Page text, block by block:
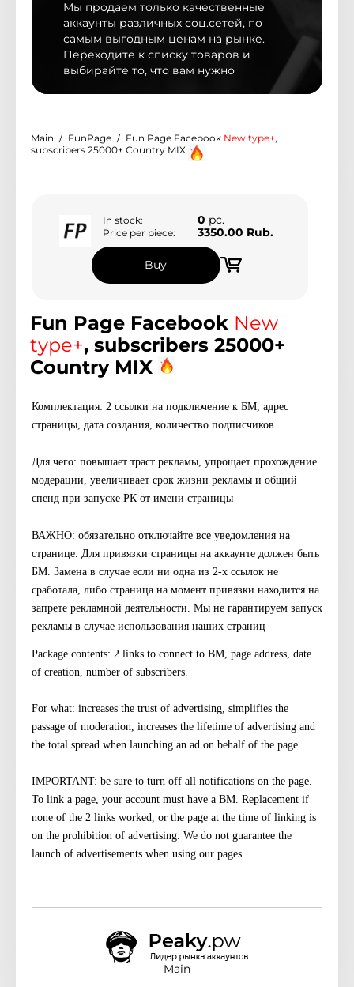
Мы рады представить Вам новый дизайн
магазина, с более удобным и расширенным
функционалом
@peakyms
Telegram support
Мы продаем только качественные
аккаунты различных соц.сетей, по
самым выгодным ценам на рынке.
Переходите к списку товаров и
выбирайте то, что вам нужно
Main FunPage Fun Page Facebook New type+,
subscribers 25000+ Сountry MIX
In stock: 0 pc.
Price per piece: 3350.00 Rub.
Buy
Fun Page Facebook New
type+, subscribers 25000+
Сountry MIX
Комплектация: 2 ссылки на подключение к БМ, адрес
страницы, дата создания, количество подписчиков.
Для чего: повышает траст рекламы, упрощает прохождение
модерации, увеличивает срок жизни рекламы и общий
спенд при запуске РК от имени страницы
ВАЖНО: обязательно отключайте все уведомления на
странице. Для привязки страницы на аккаунте должен быть
БМ. Замена в случае если ни одна из 2-х ссылок не
сработала, либо страница на момент привязки находится на
запрете рекламной деятельности. Мы не гарантируем запуск
рекламы в случае использования наших страниц
Package contents: 2 links to connect to BM, page address, date
of creation, number of subscribers.
For what: increases the trust of advertising, simplifies the
passage of moderation, increases the lifetime of advertising and
the total spread when launching an ad on behalf of the page
IMPORTANT: be sure to turn off all notifications on the page.
To link a page, your account must have a BM. Replacement if
none of the 2 links worked, or the page at the time of linking is
on the prohibition of advertising. We do not guarantee the
launch of advertisements when using our pages.
Main